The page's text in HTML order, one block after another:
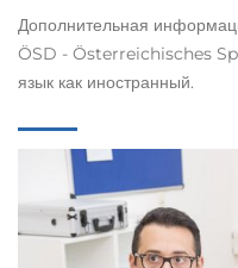
Дополнительная
ÖSD - Österreichisches
язык как иностранный.